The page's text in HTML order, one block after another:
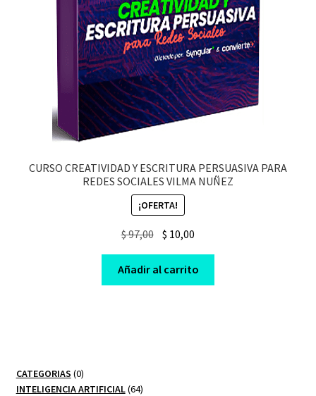
CURSO CREATIVIDAD Y ESCRITURA PERSUASIVA PARA
REDES SOCIALES VILMA NUÑEZ
¡OFERTA!
$97,00 Original
was:
$ 97,00.
$ 10,00
is:
$ 10,00.
Añadir al carrito
CATEGORIAS 00
productos
INTELIGENCIA ARTIFICIAL 6464